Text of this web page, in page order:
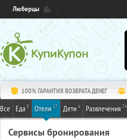
Люберцы
100% ГАРАНТИЯ ВОЗВРАТА ДЕНЕГ
Все Еда 8 Отели 17 Дети 6 Развлечения 24
Сервисы бронирования